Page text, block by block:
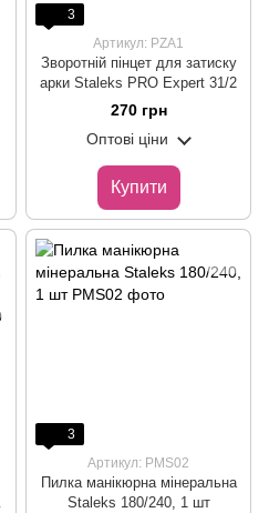
3
Артикул: PZA1
Зворотній пінцет для затиску
арки Staleks PRO Expert 31/2
270 грн
Оптові ціни
Купити
3
Артикул: PMS02
Пилка манікюрна мінеральна
Staleks 180/240, 1 шт